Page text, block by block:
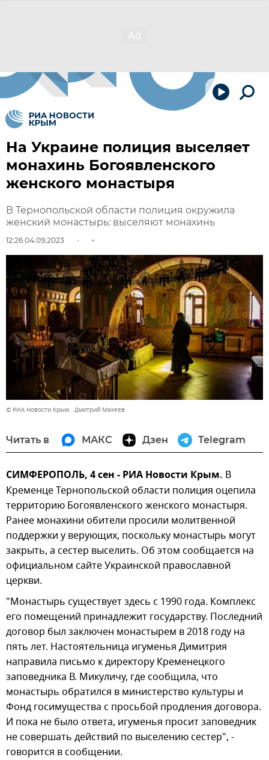
На Украине полиция выселяет
монахинь Богоявленского
женского монастыря
В Тернопольской области полиция окружила
женский монастырь: выселяют монахинь
12:26 04.09.2023
© РИА Новости Крым . Дмитрий Макеев
Читать в МАКС Дзен Telegram
СИМФЕРОПОЛЬ, 4 сен - РИА Новости Крым. В
Кременце Тернопольской области полиция оцепила
территорию Богоявленского женского монастыря.
Ранее монахини обители просили молитвенной
поддержки у верующих, поскольку монастырь могут
закрыть, а сестер выселить. Об этом сообщается на
официальном сайте Украинской православной
церкви.
"Монастырь существует здесь с 1990 года. Комплекс
его помещений принадлежит государству. Последний
договор был заключен монастырем в 2018 году на
пять лет. Настоятельница игуменья Димитрия
направила письмо к директору Кременецкого
заповедника В. Микуличу, где сообщила, что
монастырь обратился в министерство культуры и
Фонд госимущества с просьбой продления договора.
И пока не было ответа, игуменья просит заповедник
не совершать действий по выселению сестер", -
говорится в сообщении.